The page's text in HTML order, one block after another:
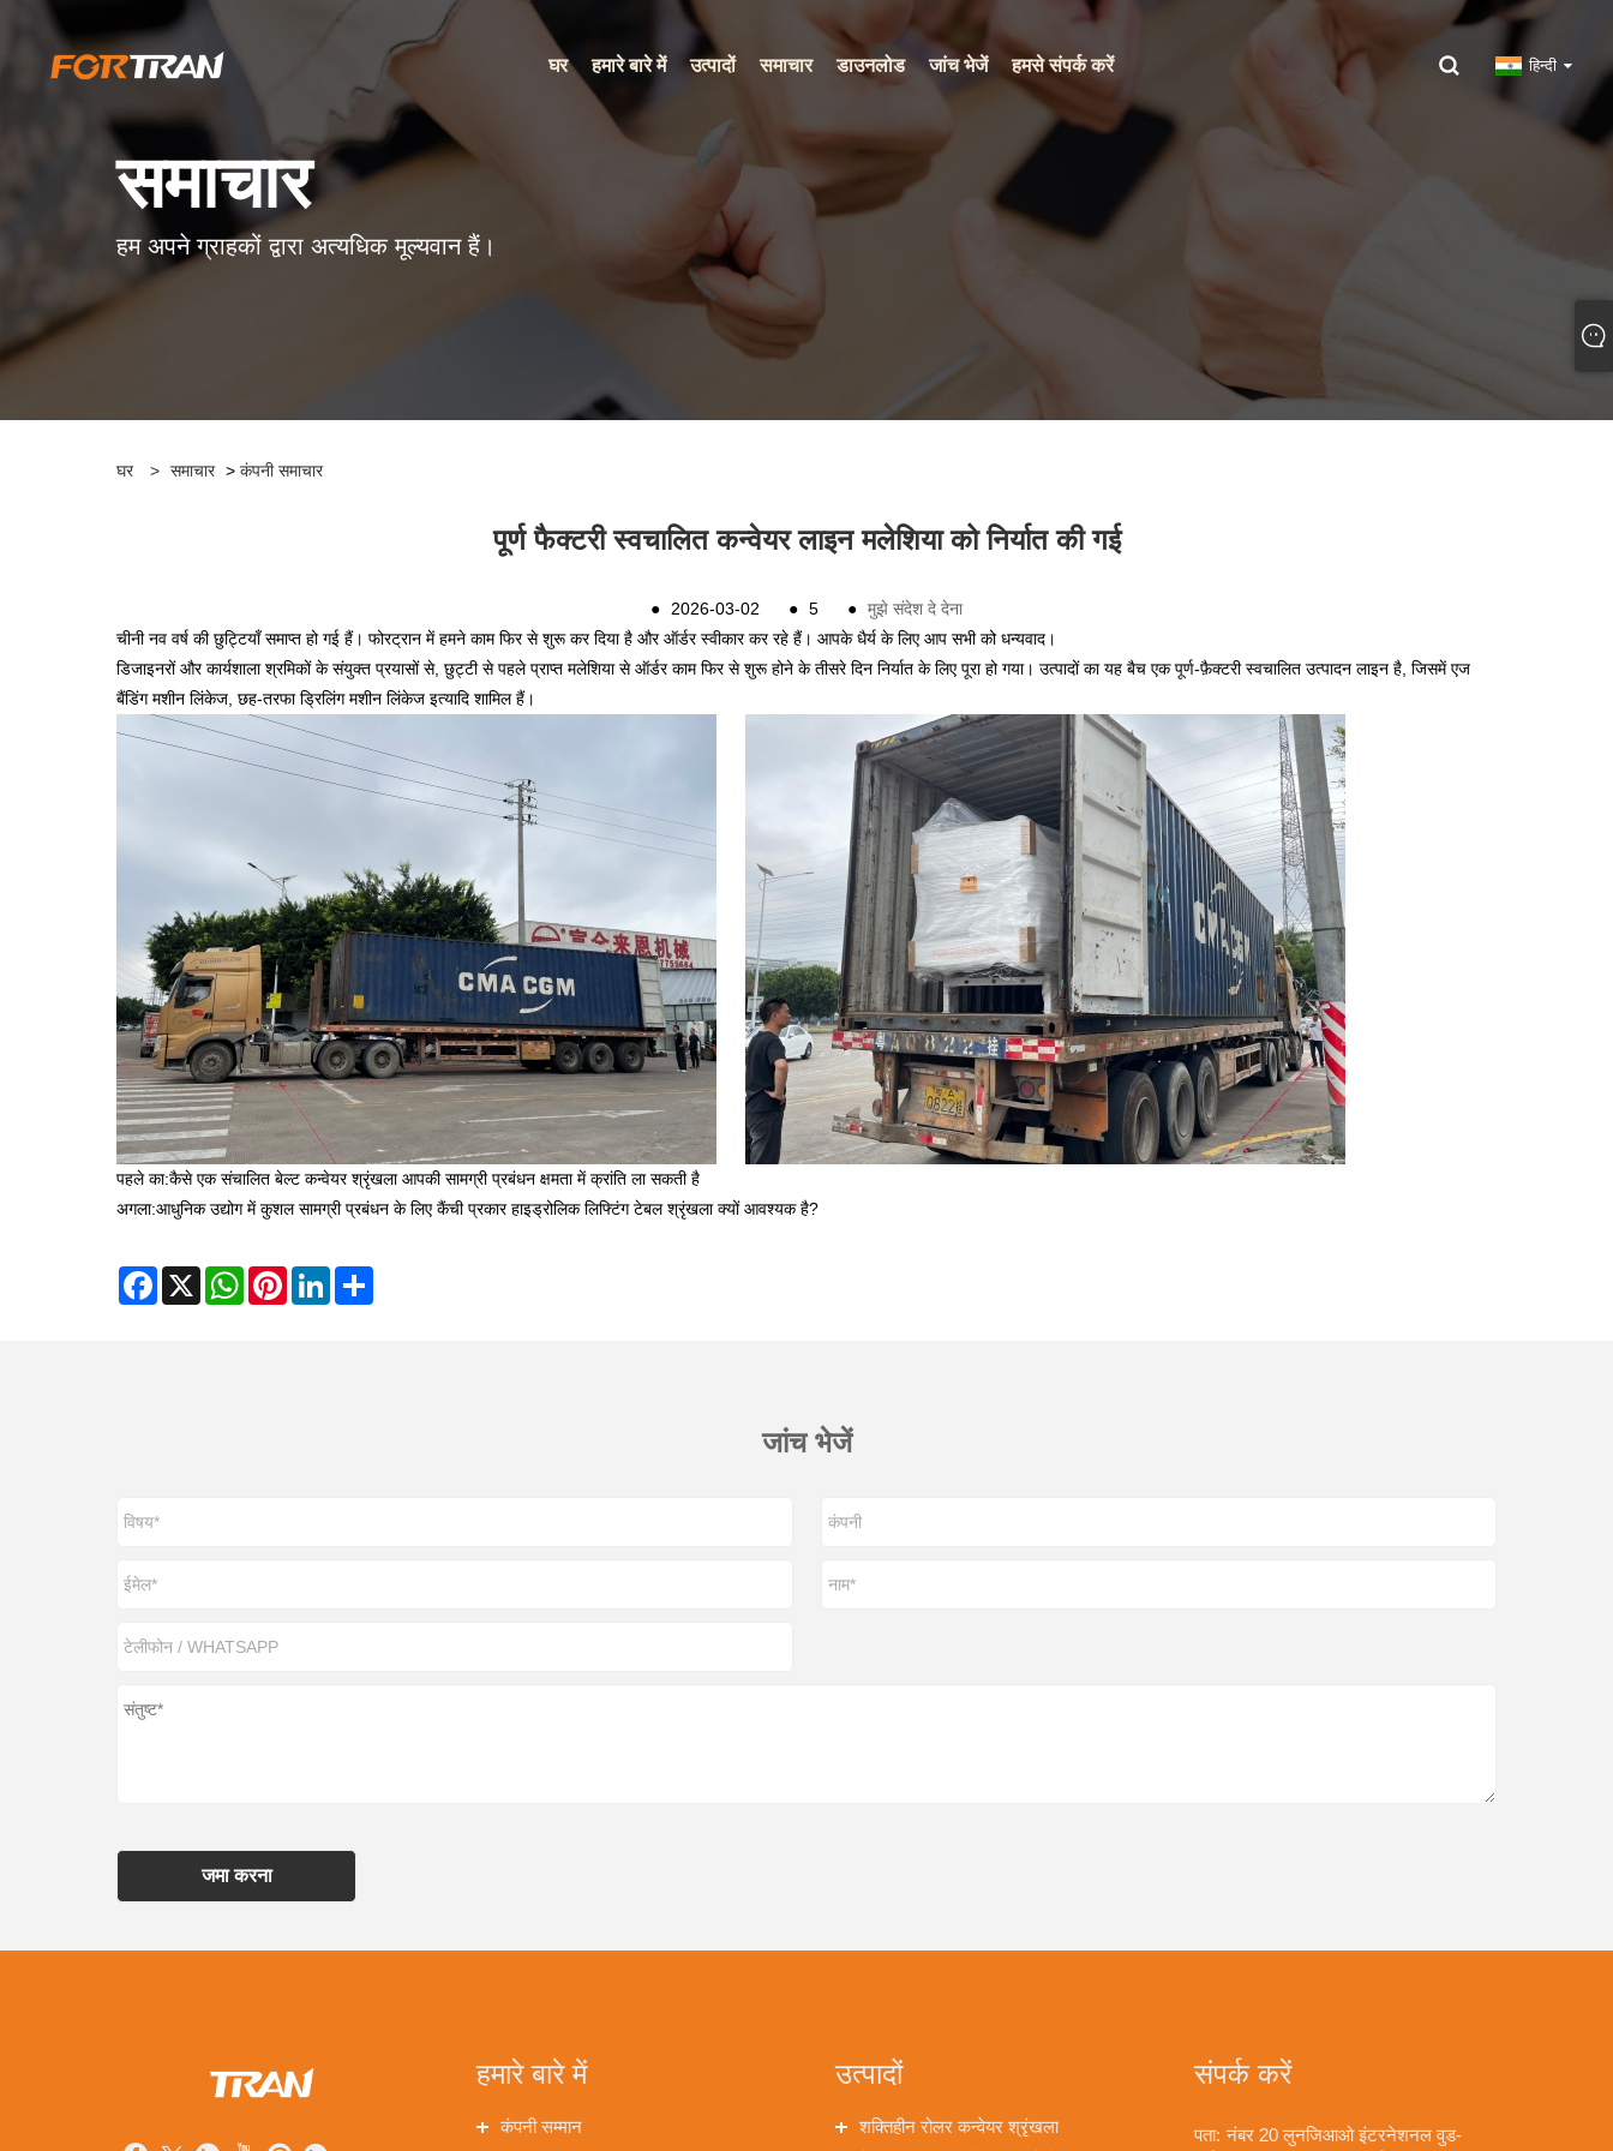
घर हमारे बारे में उत्पादों समाचार डाउनलोड जांच भेजें हमसे संपर्क करें हिन्दी
समाचार
हम अपने ग्राहकों द्वारा अत्यधिक मूल्यवान हैं।
घर > समाचार > कंपनी समाचार
पूर्ण फैक्टरी स्वचालित कन्वेयर लाइन मलेशिया को निर्यात की गई
● 2026-03-02 ● 5 ● मुझे संदेश दे देना
चीनी नव वर्ष की छुट्टियाँ समाप्त हो गई हैं। फोरट्रान में हमने काम फिर से शुरू कर दिया है और ऑर्डर स्वीकार कर रहे हैं। आपके धैर्य के लिए आप सभी को धन्यवाद।
डिजाइनरों और कार्यशाला श्रमिकों के संयुक्त प्रयासों से, छुट्टी से पहले प्राप्त मलेशिया से ऑर्डर काम फिर से शुरू होने के तीसरे दिन निर्यात के लिए पूरा हो गया। उत्पादों का यह बैच एक पूर्ण-फ़ैक्टरी स्वचालित उत्पादन लाइन है, जिसमें एज
बैंडिंग मशीन लिंकेज, छह-तरफा ड्रिलिंग मशीन लिंकेज इत्यादि शामिल हैं।
पहले का:कैसे एक संचालित बेल्ट कन्वेयर श्रृंखला आपकी सामग्री प्रबंधन क्षमता में क्रांति ला सकती है
अगला:आधुनिक उद्योग में कुशल सामग्री प्रबंधन के लिए कैंची प्रकार हाइड्रोलिक लिफ्टिंग टेबल श्रृंखला क्यों आवश्यक है?
Facebook
X WhatsAppPinterestLinkedIn
जांच भेजें
जमा करना
हमारे बारे में
कंपनी सम्मान
उत्पादों
शक्तिहीन रोलर कन्वेयर श्रृंखला
संपर्क करें
पता: नंबर 20 लुनजिआओ इंटरनेशनल वुड-